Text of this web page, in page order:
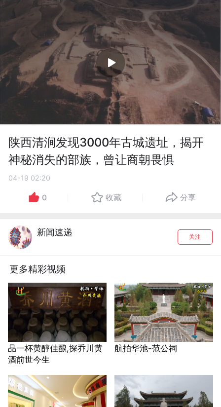
陕西清涧发现3000年古城遗址，揭开
神秘消失的部族，曾让商朝畏惧
04-19 02:20
0 收藏 分享
新闻速递 关注
更多精彩视频
品一杯黄醇佳酿,探乔川黄
酒前世今生
航拍华池-范公祠